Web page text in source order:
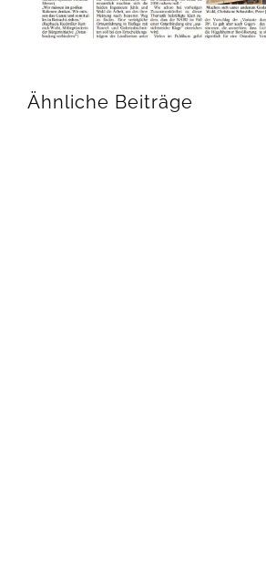
Ähnliche Beiträge